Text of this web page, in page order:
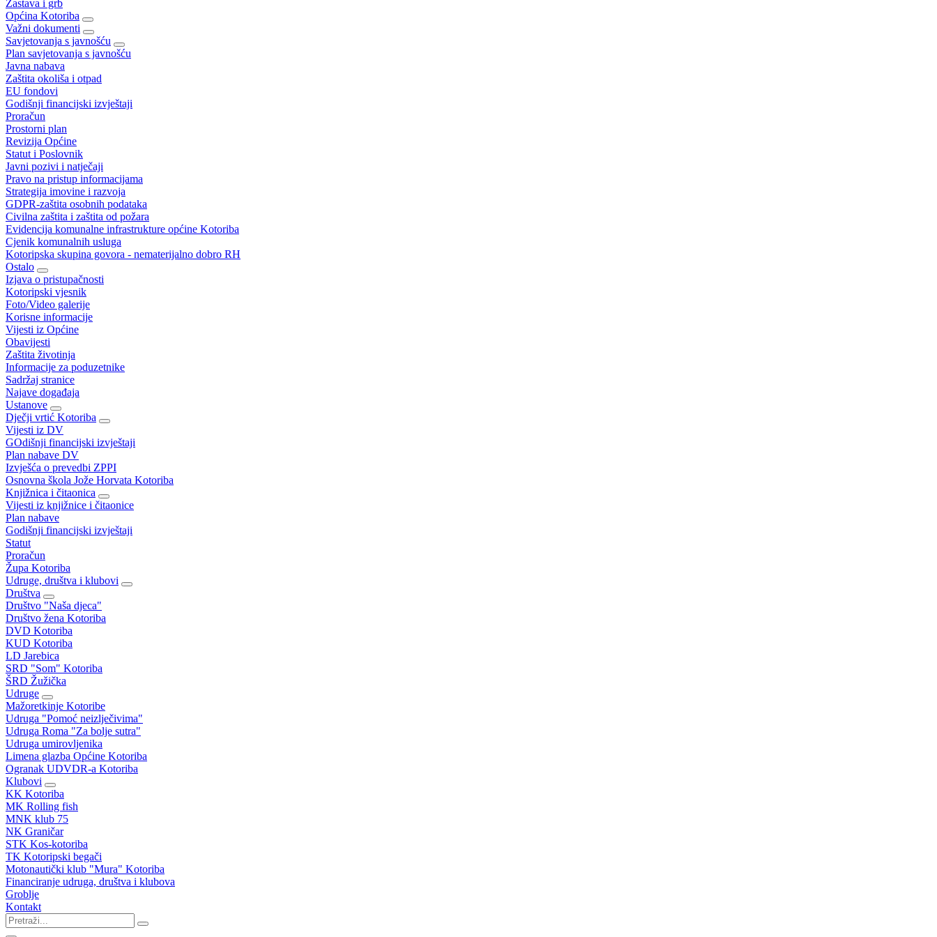
Zastava i grb
Općina Kotoriba
Važni dokumenti
Savjetovanja s javnošću
Plan savjetovanja s javnošću
Javna nabava
Zaštita okoliša i otpad
EU fondovi
Godišnji financijski izvještaji
Proračun
Prostorni plan
Revizija Općine
Statut i Poslovnik
Javni pozivi i natječaji
Pravo na pristup informacijama
Strategija imovine i razvoja
GDPR-zaštita osobnih podataka
Civilna zaštita i zaštita od požara
Evidencija komunalne infrastrukture općine Kotoriba
Cjenik komunalnih usluga
Kotoripska skupina govora - nematerijalno dobro RH
Ostalo
Izjava o pristupačnosti
Kotoripski vjesnik
Foto/Video galerije
Korisne informacije
Vijesti iz Općine
Obavijesti
Zaštita životinja
Informacije za poduzetnike
Sadržaj stranice
Najave događaja
Ustanove
Dječji vrtić Kotoriba
Vijesti iz DV
GOdišnji financijski izvještaji
Plan nabave DV
Izvješća o prevedbi ZPPI
Osnovna škola Jože Horvata Kotoriba
Knjižnica i čitaonica
Vijesti iz knjižnice i čitaonice
Plan nabave
Godišnji financijski izvještaji
Statut
Proračun
Župa Kotoriba
Udruge, društva i klubovi
Društva
Društvo "Naša djeca"
Društvo žena Kotoriba
DVD Kotoriba
KUD Kotoriba
LD Jarebica
SRD "Som" Kotoriba
ŠRD Žužička
Udruge
Mažoretkinje Kotoribe
Udruga "Pomoć neizlječivima"
Udruga Roma "Za bolje sutra"
Udruga umirovljenika
Limena glazba Općine Kotoriba
Ogranak UDVDR-a Kotoriba
Klubovi
KK Kotoriba
MK Rolling fish
MNK klub 75
NK Graničar
STK Kos-kotoriba
TK Kotoripski begači
Motonautički klub "Mura" Kotoriba
Financiranje udruga, društva i klubova
Groblje
Kontakt